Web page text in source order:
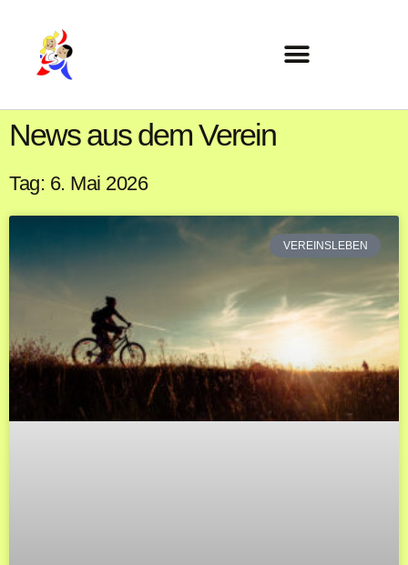
News aus dem Verein
Tag: 6. Mai 2026
VEREINSLEBEN